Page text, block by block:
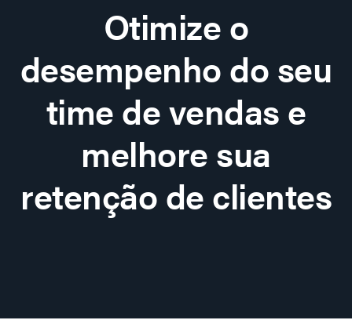
Otimize o
desempenho do seu
time de vendas e
melhore sua
retenção de clientes